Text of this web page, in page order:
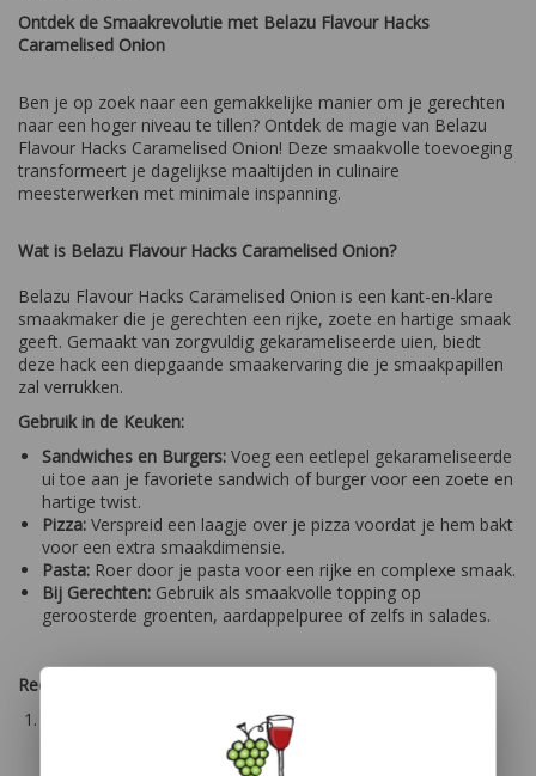
Ontdek de Smaakrevolutie met Belazu Flavour Hacks
Caramelised Onion
Ben je op zoek naar een gemakkelijke manier om je gerechten
naar een hoger niveau te tillen? Ontdek de magie van Belazu
Flavour Hacks Caramelised Onion! Deze smaakvolle toevoeging
transformeert je dagelijkse maaltijden in culinaire
meesterwerken met minimale inspanning.
Wat is Belazu Flavour Hacks Caramelised Onion?
Belazu Flavour Hacks Caramelised Onion is een kant-en-klare
smaakmaker die je gerechten een rijke, zoete en hartige smaak
geeft. Gemaakt van zorgvuldig gekarameliseerde uien, biedt
deze hack een diepgaande smaakervaring die je smaakpapillen
zal verrukken.
Gebruik in de Keuken:
Sandwiches en Burgers: Voeg een eetlepel gekarameliseerde
ui toe aan je favoriete sandwich of burger voor een zoete en
hartige twist.
Pizza: Verspreid een laagje over je pizza voordat je hem bakt
voor een extra smaakdimensie.
Pasta: Roer door je pasta voor een rijke en complexe smaak.
Bij Gerechten: Gebruik als smaakvolle topping op
geroosterde groenten, aardappelpuree of zelfs in salades.
Recept Ideeën:
Gekarameliseerde Ui en Geitenkaas Crostini:
Ingrediënten: stokbrood, Belazu Flavour Hacks